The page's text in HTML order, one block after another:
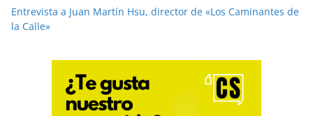
Entrevista a Juan Martín Hsu, director de «Los Caminantes de
la Calle»